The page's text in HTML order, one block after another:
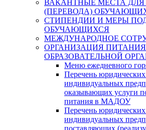
ВАКАНТНЫЕ МЕСТА
(ПЕРЕВОДА)
СТИПЕНДИИ И МЕРЫ
ОБУЧАЮЩИХСЯ
МЕЖДУНАРОДНОЕ
ОРГАНИЗАЦИЯ
ОБРАЗОВАТЕЛЬНОЙ
Меню ежедневного
Перечень
индивидуальных
оказывающих услуги
питания в МАДОУ
Перечень
индивидуальных
поставляющих